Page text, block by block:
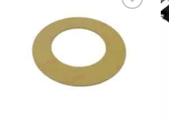
AJOUTER
À LA
LISTE
D’ENVIES